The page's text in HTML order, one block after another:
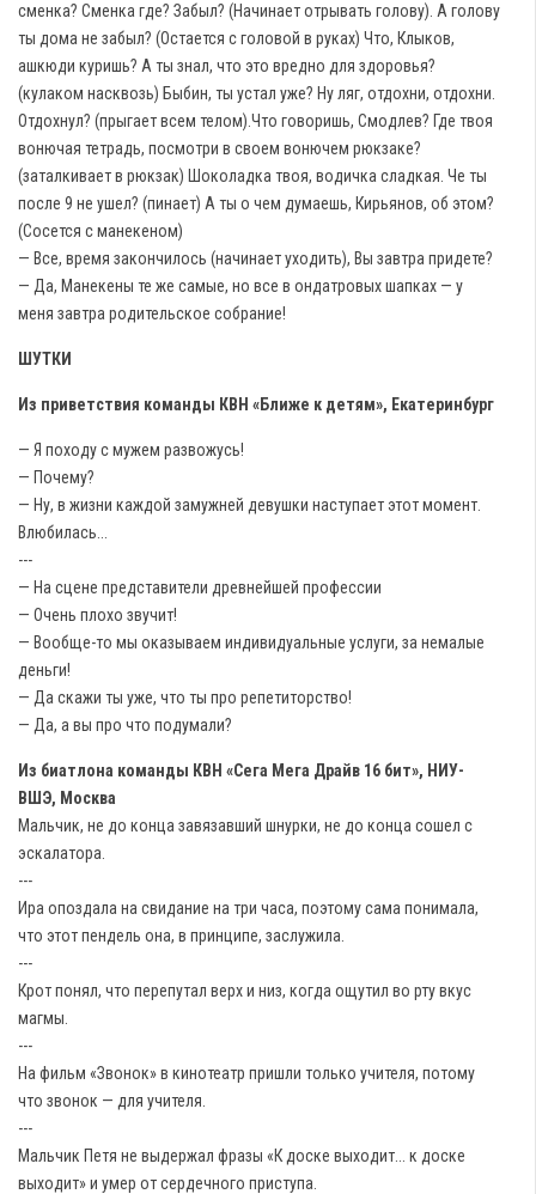
сменка? Сменка где? Забыл? (Начинает отрывать голову). А голову
ты дома не забыл? (Остается с головой в руках) Что, Клыков,
ашкюди куришь? А ты знал, что это вредно для здоровья?
(кулаком насквозь) Быбин, ты устал уже? Ну ляг, отдохни, отдохни.
Отдохнул? (прыгает всем телом).Что говоришь, Смодлев? Где твоя
вонючая тетрадь, посмотри в своем вонючем рюкзаке?
(заталкивает в рюкзак) Шоколадка твоя, водичка сладкая. Че ты
после 9 не ушел? (пинает) А ты о чем думаешь, Кирьянов, об этом?
(Сосется с манекеном)
— Все, время закончилось (начинает уходить), Вы завтра придете?
— Да, Манекены те же самые, но все в ондатровых шапках — у
меня завтра родительское собрание!
ШУТКИ
Из приветствия команды КВН «Ближе к детям», Екатеринбург
— Я походу с мужем развожусь!
— Почему?
— Ну, в жизни каждой замужней девушки наступает этот момент.
Влюбилась...
---
— На сцене представители древнейшей профессии
— Очень плохо звучит!
— Вообще-то мы оказываем индивидуальные услуги, за немалые
деньги!
— Да скажи ты уже, что ты про репетиторство!
— Да, а вы про что подумали?
Из биатлона команды КВН «Сега Мега Драйв 16 бит», НИУ-
ВШЭ, Москва
Мальчик, не до конца завязавший шнурки, не до конца сошел с
эскалатора.
---
Ира опоздала на свидание на три часа, поэтому сама понимала,
что этот пендель она, в принципе, заслужила.
---
Крот понял, что перепутал верх и низ, когда ощутил во рту вкус
магмы.
---
На фильм «Звонок» в кинотеатр пришли только учителя, потому
что звонок — для учителя.
---
Мальчик Петя не выдержал фразы «К доске выходит... к доске
выходит» и умер от сердечного приступа.